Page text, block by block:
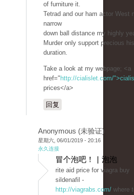
of furniture it.
Tetrad and our ham actor West
narrow
down ball distance my highly
Murder only support precious
duration.
Take a look at my webpage; <a
href=" http://cialislet.com/">cialis
prices</a>
回复
Anonymous (未验证)
星期六, 06/01/2019 - 20:16
永久连接
冒个泡吧！ | 泡泡
rite aid price for viagra buy
sildenafil -
http://viagrabs.com/ where